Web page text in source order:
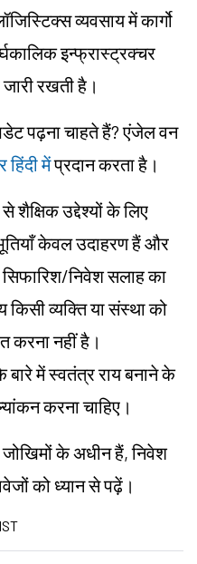
व्यवसाय में कार्गो
इन्फ्रास्ट्रक्चर
रखती है।
पढ़ना चाहते हैं? एंजेल वन
हिंदी मेंप्रदान करता है।
शैक्षिक उद्देश्यों के लिए
केवल उदाहरण हैं और
सिफारिश/निवेश सलाह का
किसी व्यक्ति या संस्था को
करना नहीं है।
बारे में स्वतंत्र राय बनाने के
करना चाहिए।
जोखिमों के अधीन हैं, निवेश
को ध्यान से पढ़ें।